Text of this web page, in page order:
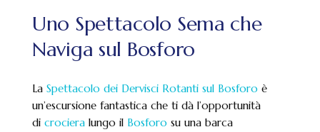
Uno Spettacolo Sema che
Naviga sul Bosforo
La Spettacolo dei Dervisci Rotanti sul Bosforo è
un’escursione fantastica che ti dà l’opportunità
di crociera lungo il Bosforo su una barca